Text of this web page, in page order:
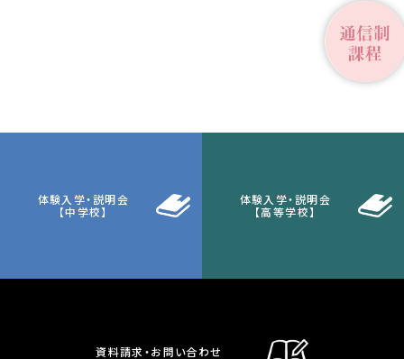
体験入学・説明会
【中学校】
体験入学・説明会
【高等学校】
資料請求・お問い合わせ